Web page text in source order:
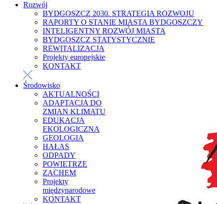
Rozwój
BYDGOSZCZ 2030. STRATEGIA ROZWOJU
RAPORTY O STANIE MIASTA BYDGOSZCZY
INTELIGENTNY ROZWÓJ MIASTA
BYDGOSZCZ STATYSTYCZNIE
REWITALIZACJA
Projekty europejskie
KONTAKT
Środowisko
AKTUALNOŚCI
ADAPTACJA DO
ZMIAN KLIMATU
EDUKACJA
EKOLOGICZNA
GEOLOGIA
HAŁAS
ODPADY
POWIETRZE
ZACHEM
Projekty
międzynarodowe
KONTAKT